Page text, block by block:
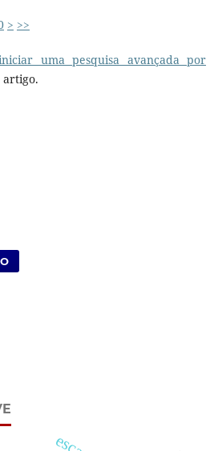
> >>
uma pesquisa avançada por
artigo.